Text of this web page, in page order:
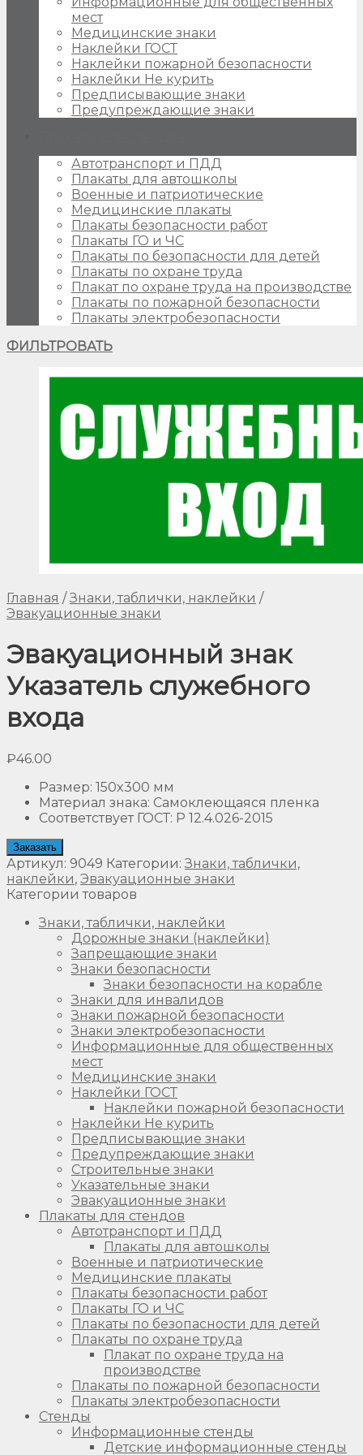
мест
Медицинские знаки
Наклейки ГОСТ
Наклейки пожарной безопасности
Наклейки Не курить
Предписывающие знаки
Предупреждающие знаки
Автотранспорт и ПДД
Плакаты для автошколы
Военные и патриотические
Медицинские плакаты
Плакаты безопасности работ
Плакаты ГО и ЧС
Плакаты по безопасности для детей
Плакаты по охране труда
Плакат по охране труда на производстве
Плакаты по пожарной безопасности
Плакаты электробезопасности
ФИЛЬТРОВАТЬ
Главная / Знаки, таблички, наклейки /
Эвакуационные знаки
Эвакуационный знак
Указатель служебного
входа
₽46.00
Размер: 150x300 мм
Материал знака: Самоклеющаяся пленка
Соответствует ГОСТ: Р 12.4.026-2015
Заказать
Артикул: 9049 Категории:Знаки, таблички,
наклейки, Эвакуационные знаки
Категории товаров
Знаки, таблички, наклейки
Дорожные знаки (наклейки)
Запрещающие знаки
Знаки безопасности
Знаки безопасности на корабле
Знаки для инвалидов
Знаки пожарной безопасности
Знаки электробезопасности
Информационные для общественных
мест
Медицинские знаки
Наклейки ГОСТ
Наклейки пожарной безопасности
Наклейки Не курить
Предписывающие знаки
Предупреждающие знаки
Строительные знаки
Указательные знаки
Эвакуационные знаки
Плакаты для стендов
Автотранспорт и ПДД
Плакаты для автошколы
Военные и патриотические
Медицинские плакаты
Плакаты безопасности работ
Плакаты ГО и ЧС
Плакаты по безопасности для детей
Плакаты по охране труда
Плакат по охране труда на
производстве
Плакаты по пожарной безопасности
Плакаты электробезопасности
Стенды
Информационные стенды
Детские информационные стенды